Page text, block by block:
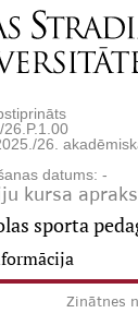
26.
datums: -
kursa
sporta
Zinātnes